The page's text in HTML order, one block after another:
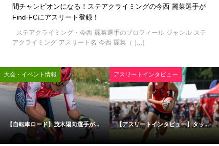
間チャンピオンになる！ステアクライミングの今西 麗菜選手が
Find-FCにアスリート登録！
ステアクライミング・今西 麗菜選手のプロフィール ジャンル ステ
アクライミング アスリート名 今西 麗菜（ […]
大会・イベント情報
【自転車ロード】茂木陽向選手が...
アスリートインタビュー
【アスリートインタビュー】タッ...